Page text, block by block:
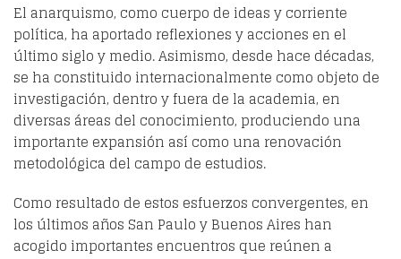
El anarquismo, como cuerpo de ideas y corriente
política, ha aportado reflexiones y acciones en el
último siglo y medio. Asimismo, desde hace décadas,
se ha constituido internacionalmente como objeto de
investigación, dentro y fuera de la academia, en
diversas áreas del conocimiento, produciendo una
importante expansión así como una renovación
metodológica del campo de estudios.
Como resultado de estos esfuerzos convergentes, en
los últimos años San Paulo y Buenos Aires han
acogido importantes encuentros que reúnen a